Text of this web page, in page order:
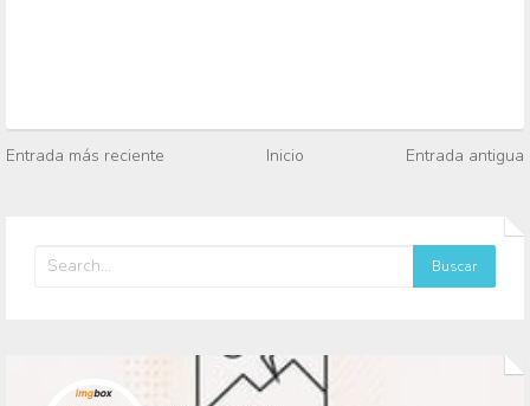
Entrada más reciente Inicio Entrada antigua